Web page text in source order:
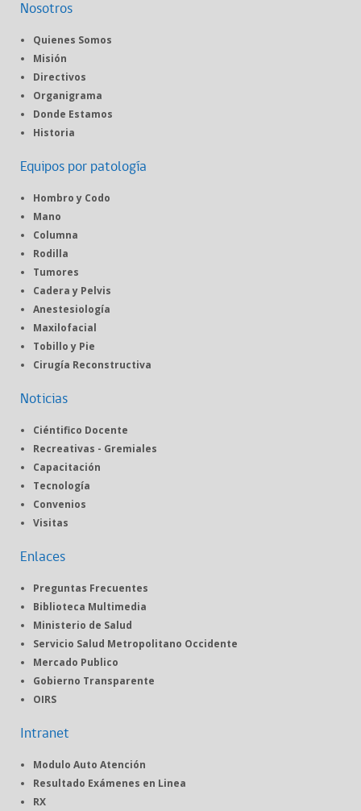
Nosotros
Quienes Somos
Misión
Directivos
Organigrama
Donde Estamos
Historia
Equipos por patología
Hombro y Codo
Mano
Columna
Rodilla
Tumores
Cadera y Pelvis
Anestesiología
Maxilofacial
Tobillo y Pie
Cirugía Reconstructiva
Noticias
Ciéntifico Docente
Recreativas - Gremiales
Capacitación
Tecnología
Convenios
Visitas
Enlaces
Preguntas Frecuentes
Biblioteca Multimedia
Ministerio de Salud
Servicio Salud Metropolitano Occidente
Mercado Publico
Gobierno Transparente
OIRS
Intranet
Modulo Auto Atención
Resultado Exámenes en Linea
RX